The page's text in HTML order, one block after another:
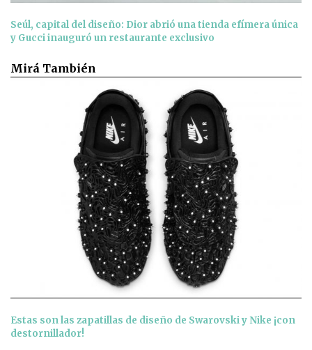
Seúl, capital del diseño: Dior abrió una tienda efímera única
y Gucci inauguró un restaurante exclusivo
Mirá También
Estas son las zapatillas de diseño de Swarovski y Nike ¡con
destornillador!